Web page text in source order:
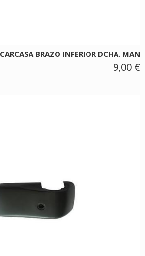
CARCASA BRAZO INFERIOR DCHA. MAN
9,00 €